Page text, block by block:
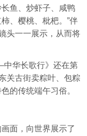
鱼、炒虾子、咸鸭
、樱桃、枇杷。”伴
头一一展示，从而将
华长歌行》还在第
关古街卖粽叶、包粽
的传统端午习俗。
面，向世界展示了